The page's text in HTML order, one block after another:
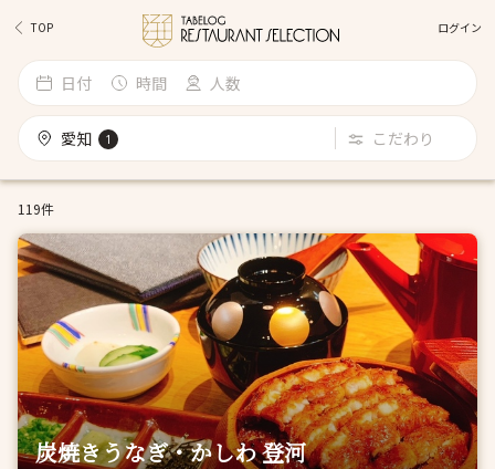
TOP ログイン
日付 時間 人数
愛知 1 こだわり
119件
炭焼きうなぎ・かしわ 登河